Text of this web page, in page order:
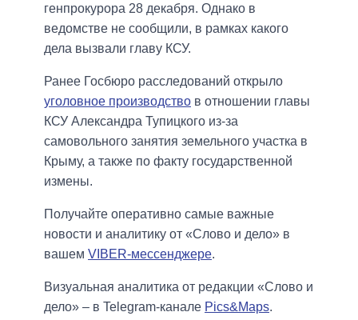
генпрокурора 28 декабря. Однако в
ведомстве не сообщили, в рамках какого
дела вызвали главу КСУ.
Ранее Госбюро расследований открыло
уголовное производство в отношении главы
КСУ Александра Тупицкого из-за
самовольного занятия земельного участка в
Крыму, а также по факту государственной
измены.
Получайте оперативно самые важные
новости и аналитику от «Слово и дело» в
вашем VIBER-мессенджере.
Визуальная аналитика от редакции «Слово и
дело» – в Telegram-канале Pics&Maps.